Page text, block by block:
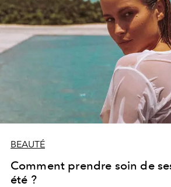
BEAUTÉ
Comment prendre soin de
été ?